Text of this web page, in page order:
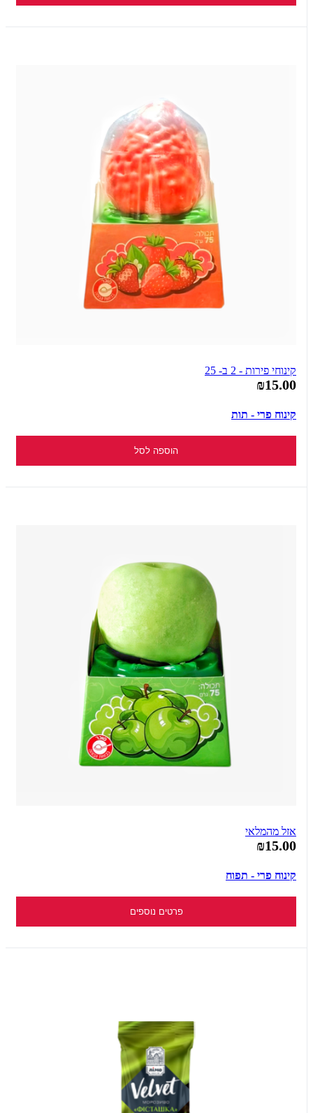
קינוחי פירות - 2 ב- 25
₪15.00
קינוח פרי - תות
הוספה לסל
אזל מהמלאי
₪15.00
קינוח פרי - תפוח
פרטים נוספים